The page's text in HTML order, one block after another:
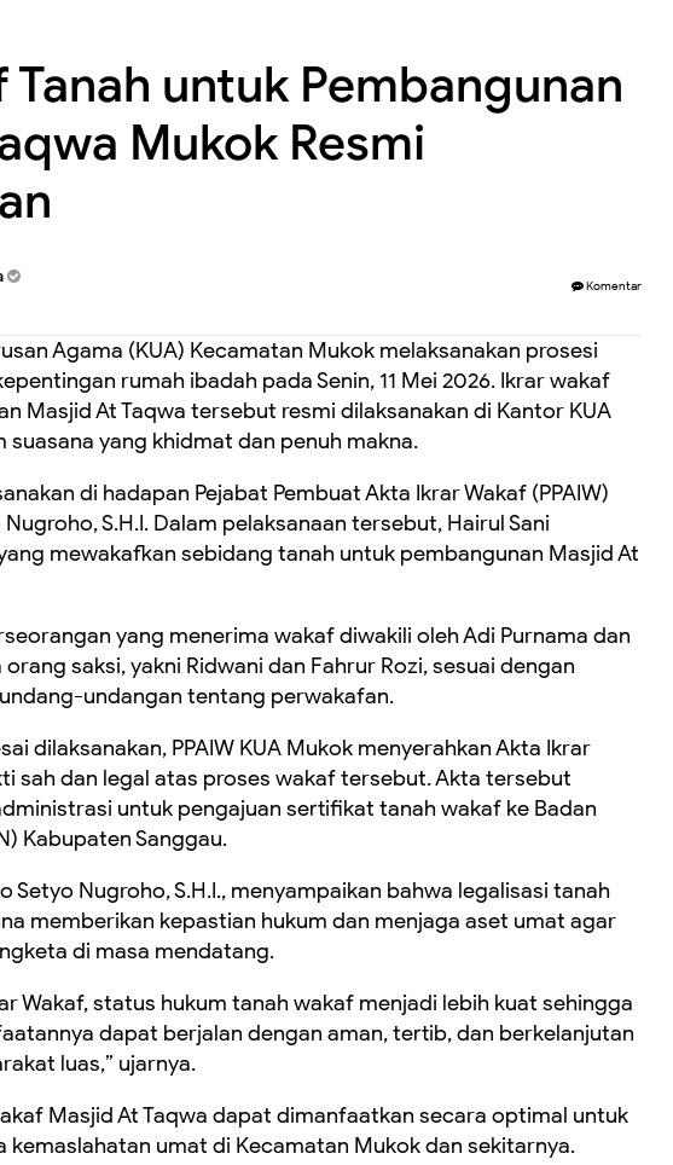
Tanah untuk Pembangunan
Mukok Resmi
Komentar
Agama (KUA) Kecamatan Mukok melaksanakan prosesi
rumah ibadah pada Senin, 11 Mei 2026. Ikrar wakaf
Masjid At Taqwa tersebut resmi dilaksanakan di Kantor KUA
suasana yang khidmat dan penuh makna.
di hadapan Pejabat Pembuat Akta Ikrar Wakaf (PPAIW)
Nugroho, S.H.I. Dalam pelaksanaan tersebut, Hairul Sani
mewakafkan sebidang tanah untuk pembangunan Masjid At
yang menerima wakaf diwakili oleh Adi Purnama dan
saksi, yakni Ridwani dan Fahrur Rozi, sesuai dengan
undangan tentang perwakafan.
dilaksanakan, PPAIW KUA Mukok menyerahkan Akta Ikrar
sah dan legal atas proses wakaf tersebut. Akta tersebut
untuk pengajuan sertifikat tanah wakaf ke Badan
Kabupaten Sanggau.
Setyo Nugroho, S.H.I., menyampaikan bahwa legalisasi tanah
memberikan kepastian hukum dan menjaga aset umat agar
di masa mendatang.
Wakaf, status hukum tanah wakaf menjadi lebih kuat sehingga
dapat berjalan dengan aman, tertib, dan berkelanjutan
luas,” ujarnya.
Masjid At Taqwa dapat dimanfaatkan secara optimal untuk
kemaslahatan umat di Kecamatan Mukok dan sekitarnya.